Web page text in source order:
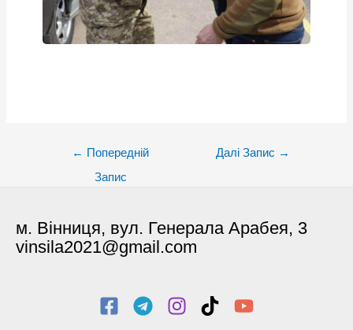
← Попередній
Запис
Далі Запис →
м. Вінниця, вул. Генерала Арабея, 3
vinsila2021@gmail.com